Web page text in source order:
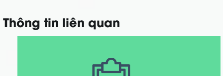
Thông tin liên quan